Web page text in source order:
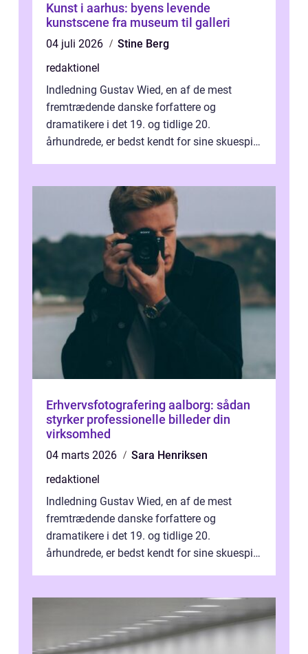
Kunst i aarhus: byens levende
kunstscene fra museum til galleri
04 juli 2026
Stine Berg
redaktionel
Indledning Gustav Wied, en af de mest
fremtrædende danske forfattere og
dramatikere i det 19. og tidlige 20.
århundrede, er bedst kendt for sine skuespil.
Erhvervsfotografering aalborg: sådan
styrker professionelle billeder din
virksomhed
04 marts 2026
Sara Henriksen
redaktionel
Indledning Gustav Wied, en af de mest
fremtrædende danske forfattere og
dramatikere i det 19. og tidlige 20.
århundrede, er bedst kendt for sine skuespil.